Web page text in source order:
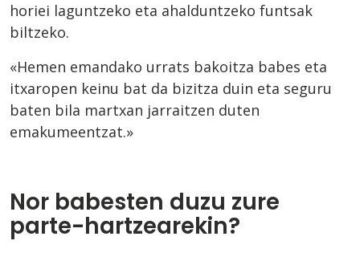
horiei laguntzeko eta ahalduntzeko funtsak
biltzeko.
«Hemen emandako urrats bakoitza babes eta
itxaropen keinu bat da bizitza duin eta seguru
baten bila martxan jarraitzen duten
emakumeentzat.»
Nor babesten duzu zure
parte-hartzearekin?